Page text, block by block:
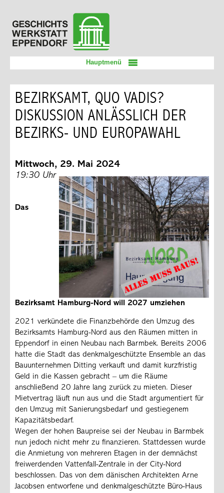
Inhalt
springen
Eppendorf
Hauptmenü
BEZIRKSAMT, QUO VADIS?
DISKUSSION ANLÄSSLICH DER B
EZIRKS- UND EUROPAWAHL
Mittwoch, 29. Mai 2024
19:30 Uhr
Das
Bezirksamt Hamburg-Nord will 2027 umziehen
2021 verkündete die Finanzbehörde den Umzug des
Bezirksamts Hamburg-Nord aus den Räumen mitten in
Eppendorf in einen Neubau nach Barmbek. Bereits 2006
hatte die Stadt das denkmalgeschützte Ensemble an das
Bauunternehmen Ditting verkauft und damit kurzfristig
Geld in die Kassen gebracht – um die Räume
anschließend 20 Jahre lang zurück zu mieten. Dieser
Mietvertrag läuft nun aus und die Stadt argumentiert für
den Umzug mit Sanierungsbedarf und gestiegenem
Kapazitätsbedarf.
Wegen der hohen Baupreise sei der Neubau in Barmbek
nun jedoch nicht mehr zu finanzieren. Stattdessen wurde
die Anmietung von mehreren Etagen in der demnächst
frei­werdenden Vattenfall-Zentrale in der City-Nord
beschlossen. Das von dem dänischen Architekten Arne
Jacobsen entworfene und denkmalgeschützte Büro-Haus